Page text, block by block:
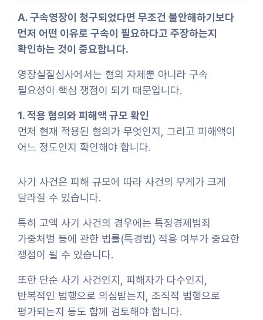
A. 구속영장이 청구되었다면 무조건 불안해하기보다
먼저 어떤 이유로 구속이 필요하다고 주장하는지
확인하는 것이 중요합니다.
영장실질심사에서는 혐의 자체뿐 아니라 구속
필요성이 핵심 쟁점이 되기 때문입니다.
1. 적용 혐의와 피해액 규모 확인
먼저 현재 적용된 혐의가 무엇인지, 그리고 피해액이
어느 정도인지 확인해야 합니다.
사기 사건은 피해 규모에 따라 사건의 무게가 크게
달라질 수 있습니다.
특히 고액 사기 사건의 경우에는 특정경제범죄
가중처벌 등에 관한 법률(특경법) 적용 여부가 중요한
쟁점이 될 수 있습니다.
또한 단순 사기 사건인지, 피해자가 다수인지,
반복적인 범행으로 의심받는지, 조직적 범행으로
평가되는지 등도 함께 검토해야 합니다.